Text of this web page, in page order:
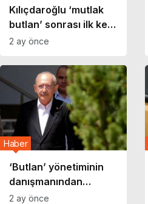
Kılıçdaroğlu ‘mutlak
butlan’ sonrası ilk kez
canlı yayına çıktı
2 ay önce
‘Butlan’ yönetiminin
danışmanından
gazetecilere çirkin
Haber
2 ay önce